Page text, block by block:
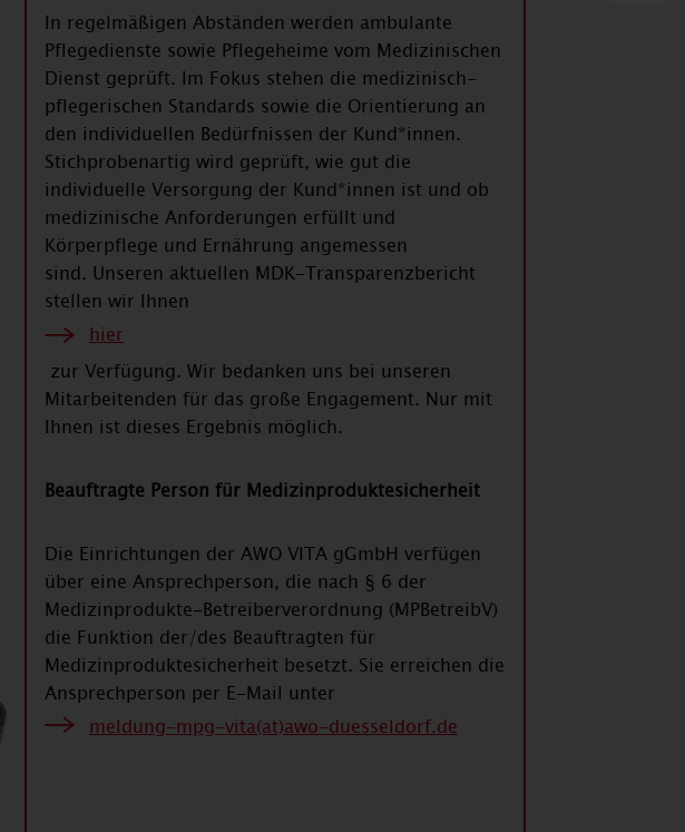
In regelmäßigen Abständen werden ambulante
Pflegedienste sowie Pflegeheime vom Medizinischen
Dienst geprüft. Im Fokus stehen die medizinisch-
pflegerischen Standards sowie die Orientierung an
den individuellen Bedürfnissen der Kund*innen.
Stichprobenartig wird geprüft, wie gut die
individuelle Versorgung der Kund*innen ist und ob
medizinische Anforderungen erfüllt und
Körperpflege und Ernährung angemessen
sind. Unseren aktuellen MDK-Transparenzbericht
stellen wir Ihnen
hier
zur Verfügung. Wir bedanken uns bei unseren
Mitarbeitenden für das große Engagement. Nur mit
Ihnen ist dieses Ergebnis möglich.
Beauftragte Person für Medizinproduktesicherheit
Die Einrichtungen der AWO VITA gGmbH verfügen
über eine Ansprechperson, die nach § 6 der
Medizinprodukte-Betreiberverordnung (MPBetreibV)
die Funktion der/des Beauftragten für
Medizinproduktesicherheit besetzt. Sie erreichen die
Ansprechperson per E-Mail unter
meldung-mpg-vita(at)awo-duesseldorf.de